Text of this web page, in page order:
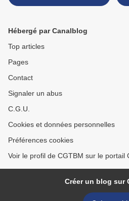
Hébergé par Canalblog
Top articles
Pages
Contact
Signaler un abus
C.G.U.
Cookies et données personnelles
Préférences cookies
Voir le profil de CGTBM sur le portail
Créer un blog sur